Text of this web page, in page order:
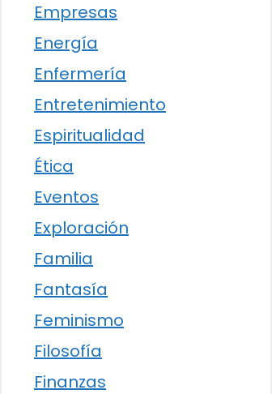
Empresas
Energía
Enfermería
Entretenimiento
Espiritualidad
Ética
Eventos
Exploración
Familia
Fantasía
Feminismo
Filosofía
Finanzas